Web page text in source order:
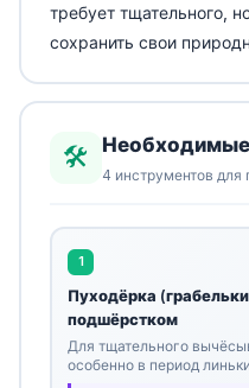
требует тщательного,
сохранить свои
🛠️
4 инструментов для
1
Пуходёрка
подшёрстком
Для тщательного
особенно в период